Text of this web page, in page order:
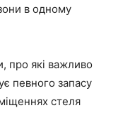
зони в одному
про які важливо
певного запасу
стеля